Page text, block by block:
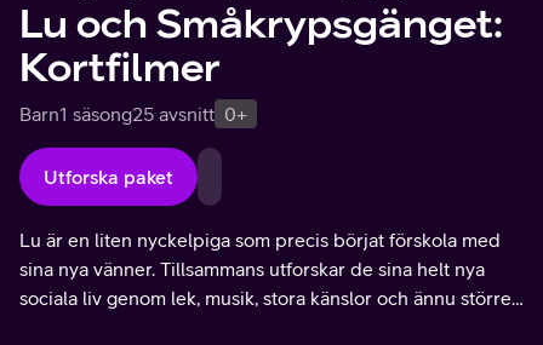
Lu och Småkrypsgänget:
Kortfilmer
Barn1 säsong25 avsnitt 0+
Utforska paket
Lu är en liten nyckelpiga som precis börjat förskola med
sina nya vänner. Tillsammans utforskar de sina helt nya
sociala liv genom lek, musik, stora känslor och ännu större